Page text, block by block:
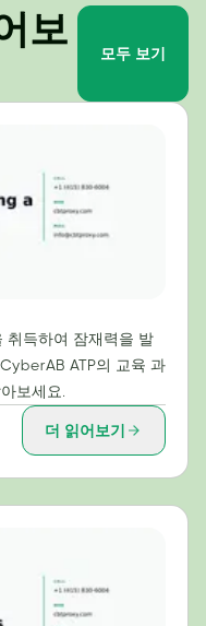
보
모두 보기
취득하여 잠재력을 발
ATP의 교육 과
보세요.
더 읽어보기